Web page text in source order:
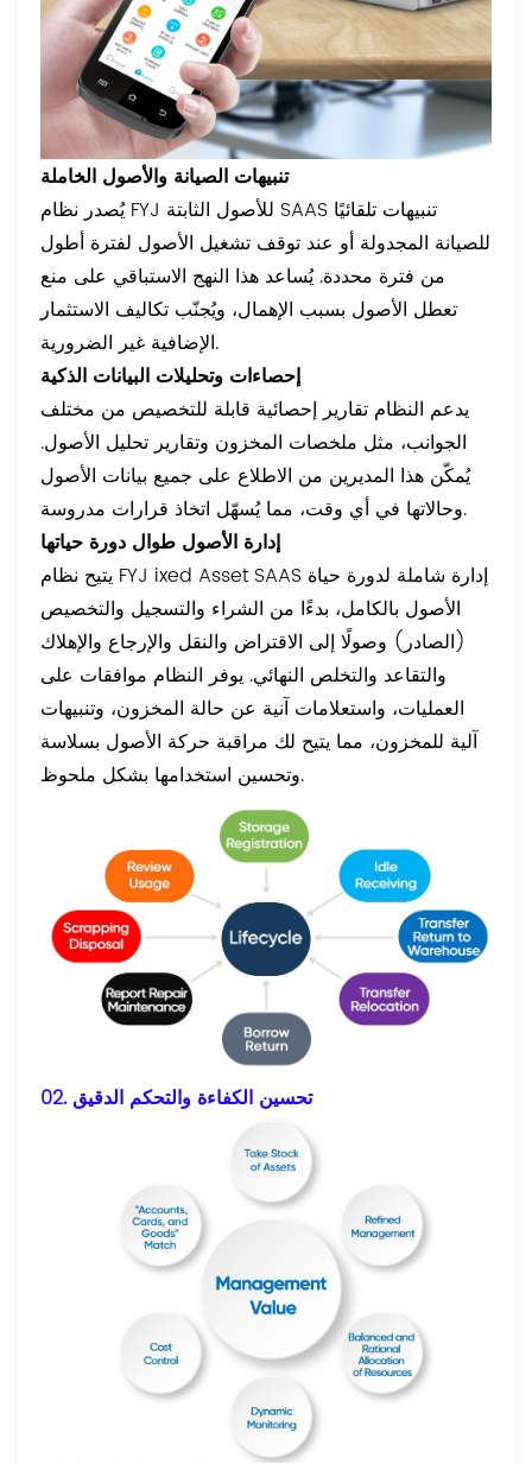
تنبيهات الصيانة والأصول الخاملة
يُصدر نظام FYJ للأصول الثابتة SAAS تنبيهات تلقائيًا
للصيانة المجدولة أو عند توقف تشغيل الأصول لفترة أطول
من فترة محددة. يُساعد هذا النهج الاستباقي على منع
تعطل الأصول بسبب الإهمال، ويُجنّب تكاليف الاستثمار
الإضافية غير الضرورية.
إحصاءات وتحليلات البيانات الذكية
يدعم النظام تقارير إحصائية قابلة للتخصيص من مختلف
الجوانب، مثل ملخصات المخزون وتقارير تحليل الأصول.
يُمكّن هذا المديرين من الاطلاع على جميع بيانات الأصول
وحالاتها في أي وقت، مما يُسهّل اتخاذ قرارات مدروسة.
إدارة الأصول طوال دورة حياتها
يتيح نظام FYJ ixed Asset SAAS إدارة شاملة لدورة حياة
الأصول بالكامل، بدءًا من الشراء والتسجيل والتخصيص
(الصادر) وصولًا إلى الاقتراض والنقل والإرجاع والإهلاك
والتقاعد والتخلص النهائي. يوفر النظام موافقات على
العمليات، واستعلامات آنية عن حالة المخزون، وتنبيهات
آلية للمخزون، مما يتيح لك مراقبة حركة الأصول بسلاسة
وتحسين استخدامها بشكل ملحوظ.
02. تحسين الكفاءة والتحكم الدقيق